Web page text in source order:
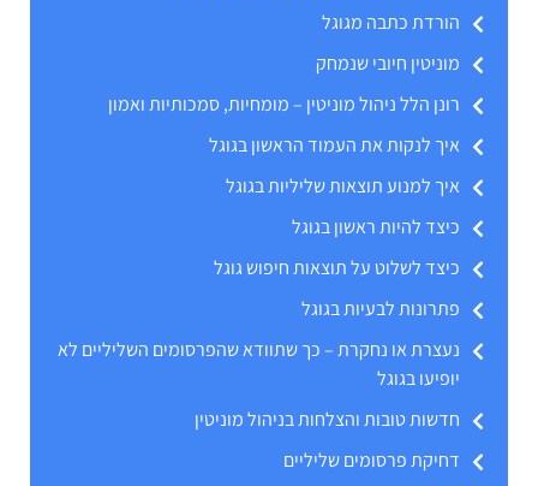
הורדת כתבה מגוגל
מוניטין חיובי שנמחק
רונן הלל ניהול מוניטין – מומחיות, סמכותיות ואמון
איך לנקות את העמוד הראשון בגוגל
איך למנוע תוצאות שליליות בגוגל
כיצד להיות ראשון בגוגל
כיצד לשלוט על תוצאות חיפוש גוגל
פתרונות לבעיות בגוגל
נעצרת או נחקרת – כך שתוודא שהפרסומים השליליים לא
יופיעו בגוגל
חדשות טובות והצלחות בניהול מוניטין
דחיקת פרסומים שליליים